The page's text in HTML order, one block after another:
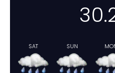
SAT SUN